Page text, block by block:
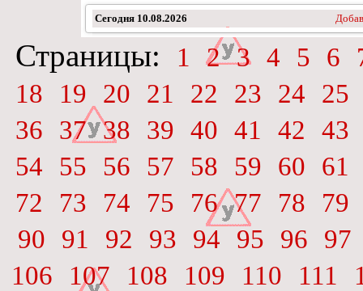
Сегодня 10.08.2026
Страницы: 1 2 3 4 5 6
18
19 20 21 22 23 24
25
36
37 38 39 40 41 42
43
54
55 56 57 58 59 60
61
72
73 74 75 76 77 78
79
90
91 92 93 94 95 96
97
106
107 108 109 110 111